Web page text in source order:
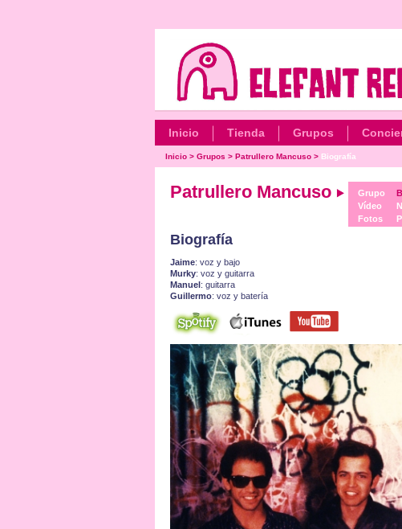
Inicio Tienda Grupos
Inicio> Grupos > Patrullero Mancuso> Biografía
Patrullero Mancuso
Grupo
Vídeo
Fotos
Biografía
Jaime: voz y bajo
Murky: voz y guitarra
Manuel: guitarra
Guillermo: voz y batería